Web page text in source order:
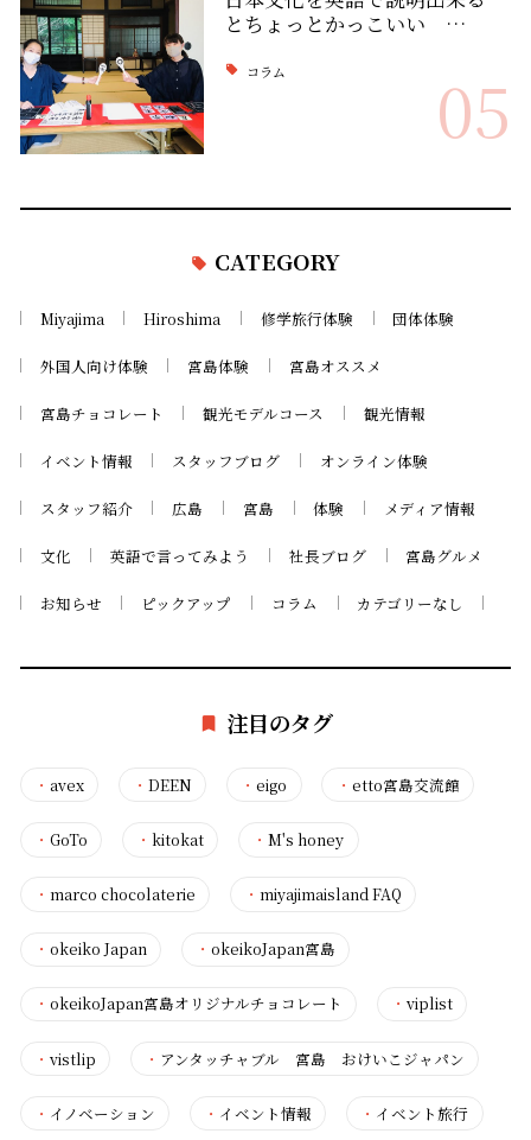
とちょっとかっこいい …
コラム 05
CATEGORY
Miyajima Hiroshima 修学旅行体験 団体体験
外国人向け体験 宮島体験 宮島オススメ
宮島チョコレート 観光モデルコース 観光情報
イベント情報 スタッフブログ オンライン体験
スタッフ紹介 広島 宮島 体験 メディア情報
文化 英語で言ってみよう 社長ブログ 宮島グルメ
お知らせ ピックアップ コラム カテゴリーなし
注目のタグ
・ avex ・DEEN ・eigo ・ etto宮島交流館
・ GoTo ・kitokat ・M's honey
・ marco chocolaterie ・miyajimaisland FAQ
・ okeiko Japan ・okeikoJapan宮島
・ okeikoJapan宮島オリジナルチョコレート ・viplist
・ vistlip ・ アンタッチャブル 宮島 おけいこジャパン
・ イノベーション ・ イベント情報 ・ イベント旅行